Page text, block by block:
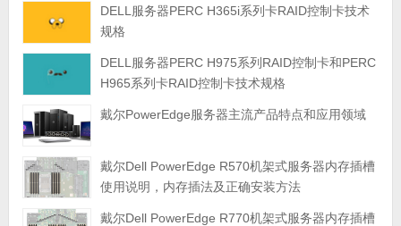
DELL服务器PERC H365i系列卡RAID控制卡技术
规格
DELL服务器PERC H975系列RAID控制卡和PERC
H965系列卡RAID控制卡技术规格
戴尔PowerEdge服务器主流产品特点和应用领域
戴尔Dell PowerEdge R570机架式服务器内存插槽
使用说明，内存插法及正确安装方法
戴尔Dell PowerEdge R770机架式服务器内存插槽